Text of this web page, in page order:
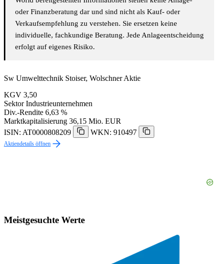
oder Finanzberatung dar und sind nicht als Kauf- oder
Verkaufsempfehlung zu verstehen. Sie ersetzen keine
individuelle, fachkundige Beratung. Jede Anlageentscheidung
erfolgt auf eigenes Risiko.
Sw Umwelttechnik Stoiser, Wolschner Aktie
KGV 3,50
Sektor Industrieunternehmen
Div.-Rendite 6,63 %
Marktkapitalisierung 36,15 Mio. EUR
ISIN: AT0000808209
WKN: 910497
Aktiendetails öffnen
Meistgesuchte Werte